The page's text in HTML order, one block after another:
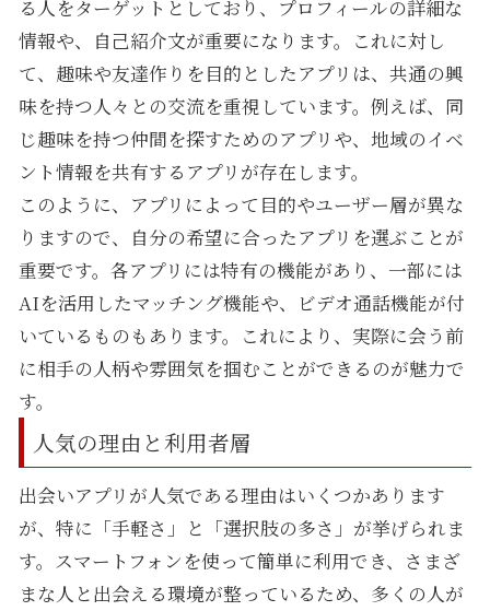
る人をターゲットとしており、プロフィールの詳細な
情報や、自己紹介文が重要になります。これに対し
て、趣味や友達作りを目的としたアプリは、共通の興
味を持つ人々との交流を重視しています。例えば、同
じ趣味を持つ仲間を探すためのアプリや、地域のイベ
ント情報を共有するアプリが存在します。
このように、アプリによって目的やユーザー層が異な
りますので、自分の希望に合ったアプリを選ぶことが
重要です。各アプリには特有の機能があり、一部には
AIを活用したマッチング機能や、ビデオ通話機能が付
いているものもあります。これにより、実際に会う前
に相手の人柄や雰囲気を掴むことができるのが魅力で
す。
人気の理由と利用者層
出会いアプリが人気である理由はいくつかあります
が、特に「手軽さ」と「選択肢の多さ」が挙げられま
す。スマートフォンを使って簡単に利用でき、さまざ
まな人と出会える環境が整っているため、多くの人が